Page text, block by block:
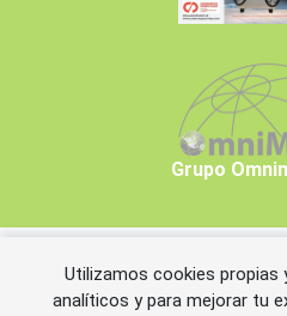
Utilizamos cookies propias
analíticos y para mejorar tu
Grupo
Copyrights © 2026